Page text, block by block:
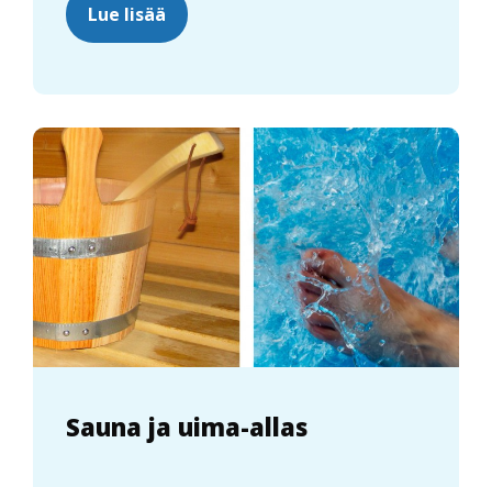
Lue lisää
Sauna ja uima-allas